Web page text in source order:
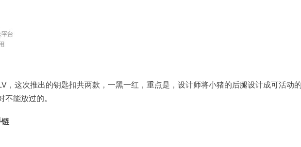
，这次推出的钥匙扣共两款，一黑一红，重点是，设计师将小猪的后腿设计成可活动
不能放过的。